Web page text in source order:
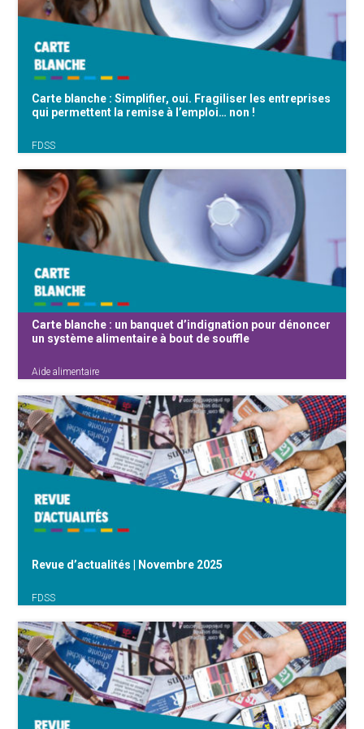
membres de la Fédération des Services
Sociaux. Pour ce troisième épisode de notre
série, on vous emmène chez les Amis
d'Accompagner, un service social de {...}
Carte blanche : Simplifier, oui. Fragiliser les entreprises
qui permettent la remise à l’emploi… non !
FDSS
Le gouvernement wallon s’apprête à réformer
en profondeur ses aides à l’emploi, afin de
rendre le dispositif « plus simple », « plus lisible
». Mais sous couvert d’une meilleure efficacité
se joue un risque majeur : voir vaciller le
secteur de {...}
Carte blanche : un banquet d’indignation pour dénoncer
un système alimentaire à bout de souffle
Aide alimentaire
Le 16 octobre prochain, à l’occasion de la
Journée mondiale du droit à l’alimentation, le
Collectif du Gratin de la Colère organise un
rassemblement au Mont des Arts (16h-17h).
Un banquet symbolique mettra en scène un
constat alarmant : notre {...}
Revue d’actualités | Novembre 2025
FDSS
- Aide alimentaire - Wavre : Les Restos du
Coeur inquiets après une coupe budgétaire
fédérale (TVCom) Peut-on vendre du café en
grande surface en Belgique, une fois la date
de péremption dépassée? Il y a deux types de